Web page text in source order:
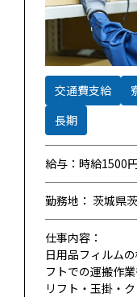
交通費支給
長期
給与：時給1500
勤務地： 茨城県
仕事内容：
日用品フィルム
フトでの運搬作
リフト・玉掛・